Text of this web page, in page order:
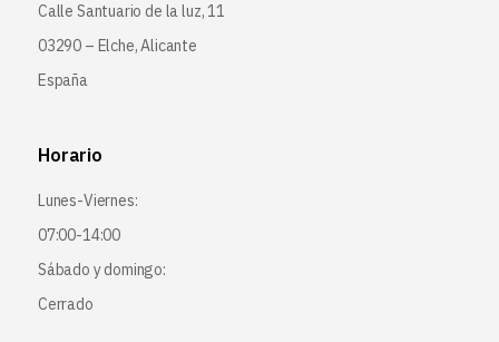
Calle Santuario de la luz, 11
03290 – Elche, Alicante
España
Horario
Lunes-Viernes:
07:00-14:00
Sábado y domingo:
Cerrado